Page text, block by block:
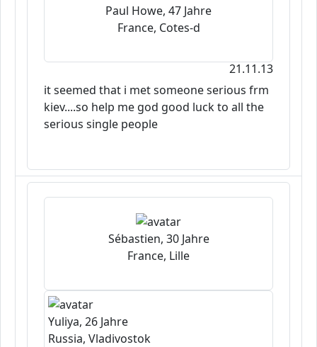
Paul Howe, 47 Jahre
France, Cotes-d
21.11.13
it seemed that i met someone serious frm
kiev....so help me god good luck to all the
serious single people
Sébastien, 30 Jahre
France, Lille
Yuliya, 26 Jahre
Russia, Vladivostok